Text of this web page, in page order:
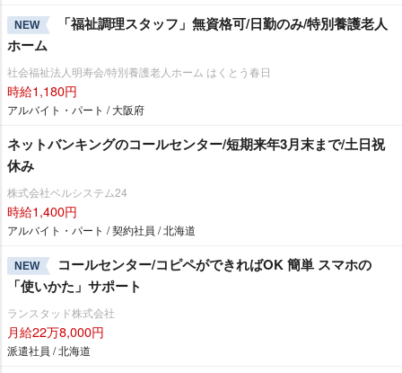
NEW
「福祉調理スタッフ」無資格可/日勤のみ/特別養護老人
ホーム
社会福祉法人明寿会/特別養護老人ホーム はくとう春日
時給1,180円
アルバイト・パート / 大阪府
ネットバンキングのコールセンター/短期来年3月末まで/土日祝
休み
株式会社ベルシステム24
時給1,400円
アルバイト・パート / 契約社員 / 北海道
NEW
コールセンター/コピペができればOK 簡単 スマホの
「使いかた」サポート
ランスタッド株式会社
月給22万8,000円
派遣社員 / 北海道